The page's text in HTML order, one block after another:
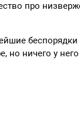
про
но ничего у